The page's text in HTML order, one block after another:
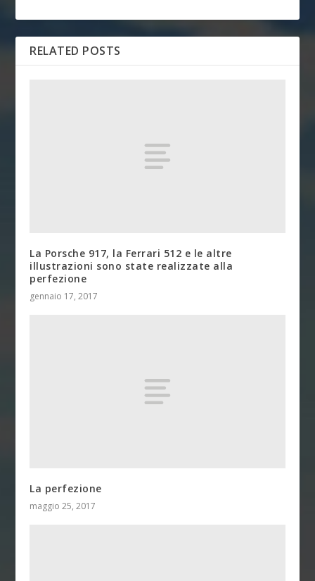
RELATED POSTS
La Porsche 917, la Ferrari 512 e le altre
illustrazioni sono state realizzate alla
perfezione
gennaio 17, 2017
La perfezione
maggio 25, 2017